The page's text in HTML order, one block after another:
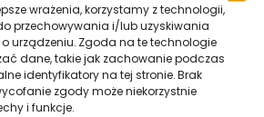
wrażenia, korzystamy z technologii,
przechowywania i/lub uzyskiwania
urządzeniu. Zgoda na te technologie
dane, takie jak zachowanie podczas
identyfikatory na tej stronie. Brak
zgody może niekorzystnie
i funkcje.